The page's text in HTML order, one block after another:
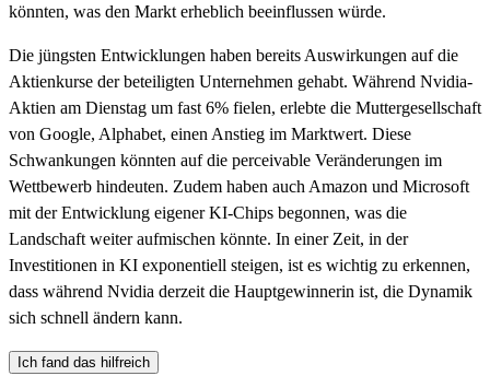
könnten, was den Markt erheblich beeinflussen würde.
Die jüngsten Entwicklungen haben bereits Auswirkungen auf die
Aktienkurse der beteiligten Unternehmen gehabt. Während Nvidia-
Aktien am Dienstag um fast 6% fielen, erlebte die Muttergesellschaft
von Google, Alphabet, einen Anstieg im Marktwert. Diese
Schwankungen könnten auf die perceivable Veränderungen im
Wettbewerb hindeuten. Zudem haben auch Amazon und Microsoft
mit der Entwicklung eigener KI-Chips begonnen, was die
Landschaft weiter aufmischen könnte. In einer Zeit, in der
Investitionen in KI exponentiell steigen, ist es wichtig zu erkennen,
dass während Nvidia derzeit die Hauptgewinnerin ist, die Dynamik
sich schnell ändern kann.
Ich fand das hilfreich